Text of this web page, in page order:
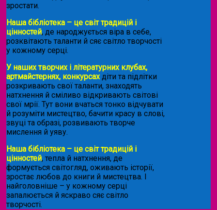
зростати.
Наша бібліотека – це світ традицій і
цінностей, де народжується віра в себе,
розквітають таланти й сяє світло творчості
у кожному серці.
У наших творчих і літературних клубах,
артмайстернях, конкурсахдіти та підлітки
розкривають свої таланти, знаходять
натхнення й сміливо відкривають світові
свої мрії. Тут вони вчаться тонко відчувати
й розуміти мистецтво, бачити красу в слові,
звуці та образі, розвивають творче
мислення й уяву.
Наша бібліотека – це світ традицій і
цінностей, тепла й натхнення, де
формується світогляд, оживають історії,
зростає любов до книги й мистецтва. І
найголовніше – у кожному серці
запалюється й яскраво сяє світло
творчості.